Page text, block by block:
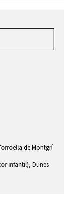
de Montgrí
infantil), Dunes